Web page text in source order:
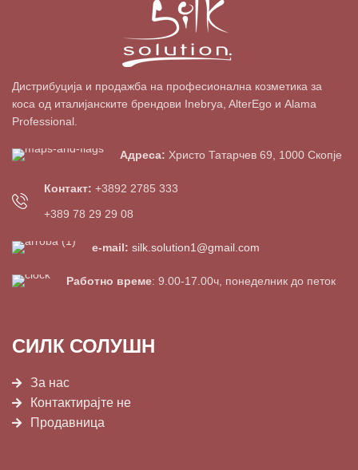
Дистрибуција и продажба на професионална козметика за
коса од италијанските брендови Inebrya, AlterEgo и Alama
Professional.
Адреса: Христо Татарчев 69, 1000 Скопје
Контакт: +3892 2785 333
+389 78 29 29 08
e-mail: silk.solution1@gmail.com
Работно време: 9.00-17.00ч, понеделник до петок
СИЛК СОЛУШН
За нас
Контактирајте не
Продавница